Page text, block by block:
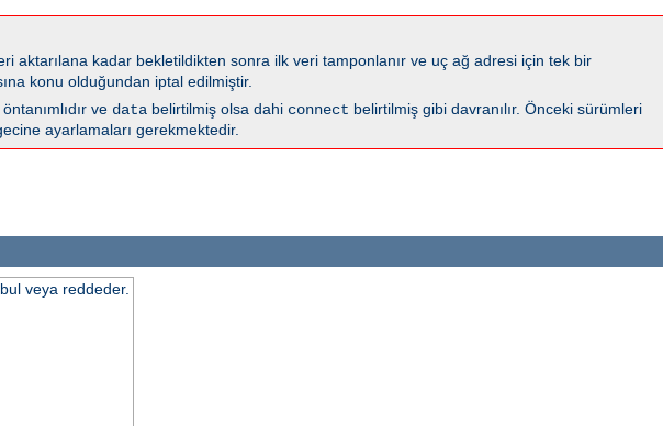
aktarılana kadar bekletildikten sonra ilk veri tamponlanır ve uç ağ adresi için tek bir
konu olduğundan iptal edilmiştir.
ve data belirtilmiş olsa dahi connect belirtilmiş gibi davranılır. Önceki sürümleri
ayarlamaları gerekmektedir.
veya reddeder.